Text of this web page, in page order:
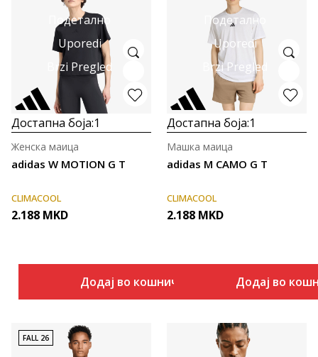
Подетално
Uporedi
Brzi Pregled
Достапна боја:1
adidas W MOTION G T
Женска маица
CLIMACOOL
2.188 MKD
Додај во кошничка
Подетално
Uporedi
Brzi Pregled
Достапна боја:1
adidas M CAMO G T
Машка маица
CLIMACOOL
2.188 MKD
Додај во
FALL 26